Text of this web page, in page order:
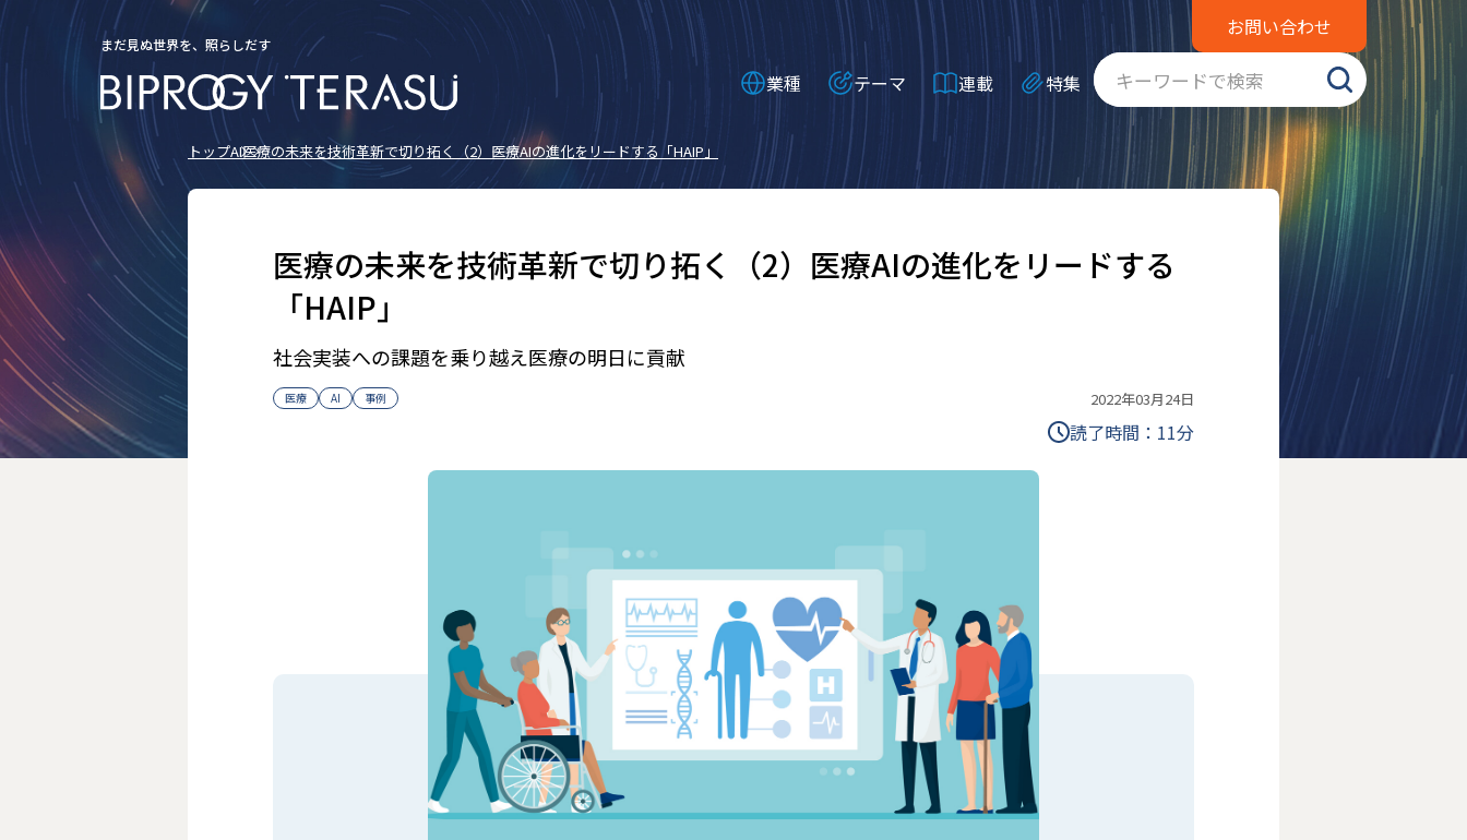
まだ見ぬ世界を、照らしだす
業種 テーマ 連載 特集
お問い合わせ
トップAI医療の未来を技術革新で切り拓く（2）――医療AIの進化をリードする「HAIP」
医療の未来を技術革新で切り拓く（2）――医療AIの進化をリードする
「HAIP」
社会実装への課題を乗り越え医療の明日に貢献
医療 AI 事例 2022年03月24日
読了時間： 11分